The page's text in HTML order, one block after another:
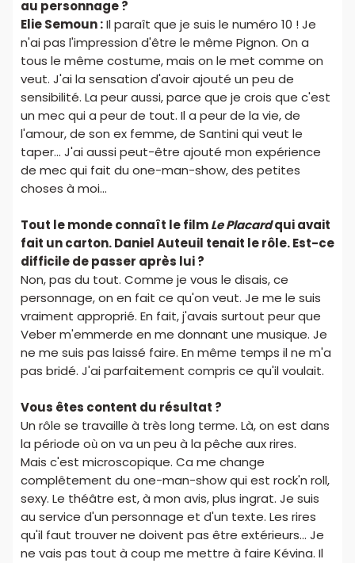
au personnage ?
Elie Semoun :Il paraît que je suis le numéro 10 ! Je
n'ai pas l'impression d'être le même Pignon. On a
tous le même costume, mais on le met comme on
veut. J'ai la sensation d'avoir ajouté un peu de
sensibilité. La peur aussi, parce que je crois que c'est
un mec qui a peur de tout. Il a peur de la vie, de
l'amour, de son ex femme, de Santini qui veut le
taper... J'ai aussi peut-être ajouté mon expérience
de mec qui fait du one-man-show, des petites
choses à moi...
Tout le monde connaît le filmLe Placardqui avait
fait un carton. Daniel Auteuil tenait le rôle. Est-ce
difficile de passer après lui ?
Non, pas du tout. Comme je vous le disais, ce
personnage, on en fait ce qu'on veut. Je me le suis
vraiment approprié. En fait, j'avais surtout peur que
Veber m'emmerde en me donnant une musique. Je
ne me suis pas laissé faire. En même temps il ne m'a
pas bridé. J'ai parfaitement compris ce qu'il voulait.
Vous êtes content du résultat ?
Un rôle se travaille à très long terme. Là, on est dans
la période où on va un peu à la pêche aux rires.
Mais c'est microscopique. Ca me change
complêtement du one-man-show qui est rock'n roll,
sexy. Le théâtre est, à mon avis, plus ingrat. Je suis
au service d'un personnage et d'un texte. Les rires
qu'il faut trouver ne doivent pas être extérieurs... Je
ne vais pas tout à coup me mettre à faire Kévina. Il